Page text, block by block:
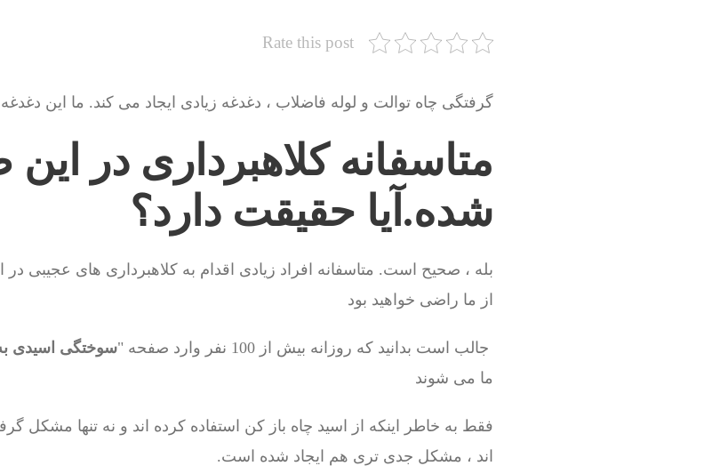
Rate this post
گرفتگی چاه توالت و لوله فاضلاب ، دغدغه زیادی ایجاد می کند. ما این
متاسفانه کلاهبرداری در
شده.آیا حقیقت دارد؟
بله ، صحیح است. متاسفانه افراد زیادی اقدام به کلاهبرداری های عجیبی
از ما راضی خواهید بود
جالب است بدانید که روزانه بیش از 100 نفر وارد صفحه " سوختگی اسیدی به
ما می شوند
فقط به خاطر اینکه از اسید چاه باز کن استفاده کرده اند و نه تنها مشکل
اند ، مشکل جدی تری هم ایجاد شده است.